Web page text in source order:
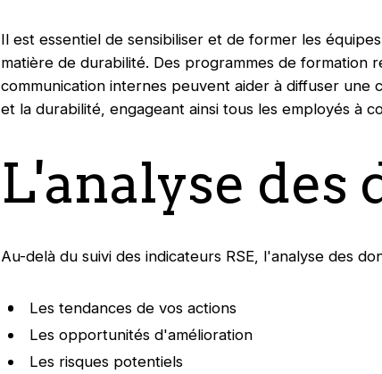
Il est essentiel de sensibiliser et de former les
matière de durabilité. Des programmes de formation
communication internes peuvent aider à diffuser
et la durabilité, engageant ainsi tous les employés à
L'analyse des
Au-delà du suivi des indicateurs RSE, l'analyse des
Les tendances de vos actions
Les opportunités d'amélioration
Les risques potentiels